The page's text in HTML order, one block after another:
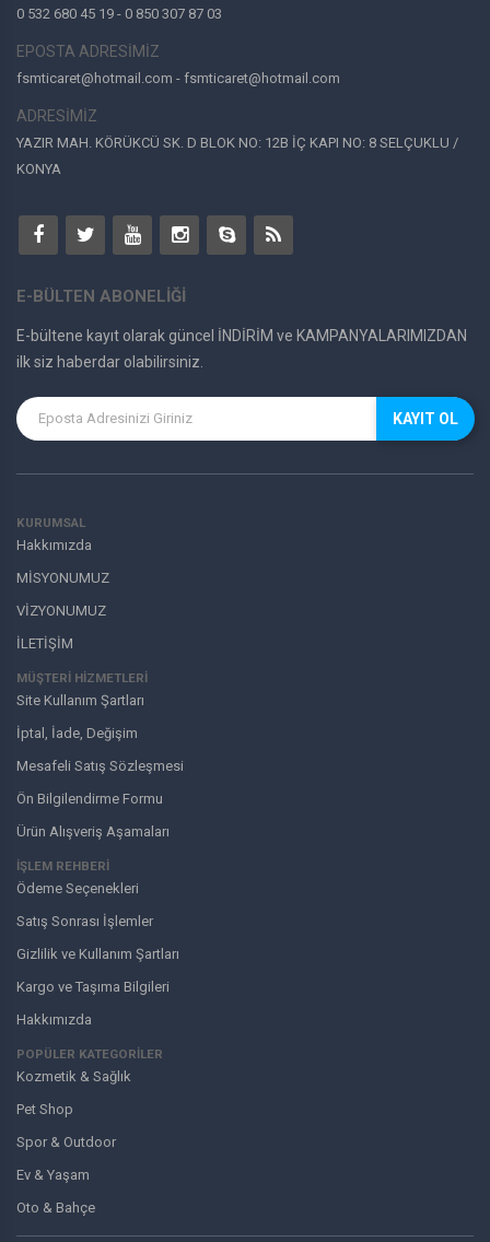
0 532 680 45 19 - 0 850 307 87 03
EPOSTA ADRESİMİZ
fsmticaret@hotmail.com - fsmticaret@hotmail.com
ADRESİMİZ
YAZIR MAH. KÖRÜKCÜ SK. D BLOK NO: 12B İÇ KAPI NO: 8 SELÇUKLU /
KONYA
E-BÜLTEN ABONELİĞİ
E-bültene kayıt olarak güncel İNDİRİM ve KAMPANYALARIMIZDAN
ilk siz haberdar olabilirsiniz.
KAYIT OL
KURUMSAL
Hakkımızda
MİSYONUMUZ
VİZYONUMUZ
İLETİŞİM
MÜŞTERI HIZMETLERI
Site Kullanım Şartları
İptal, İade, Değişim
Mesafeli Satış Sözleşmesi
Ön Bilgilendirme Formu
Ürün Alışveriş Aşamaları
İŞLEM REHBERİ
Ödeme Seçenekleri
Satış Sonrası İşlemler
Gizlilik ve Kullanım Şartları
Kargo ve Taşıma Bilgileri
Hakkımızda
POPÜLER KATEGORİLER
Kozmetik & Sağlık
Pet Shop
Spor & Outdoor
Ev & Yaşam
Oto & Bahçe